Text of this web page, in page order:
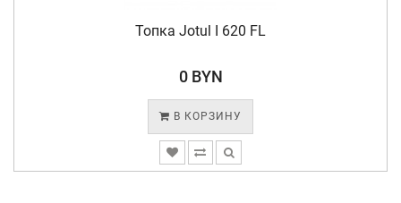
Топка Jotul I 620 FL
0 BYN
В КОРЗИНУ